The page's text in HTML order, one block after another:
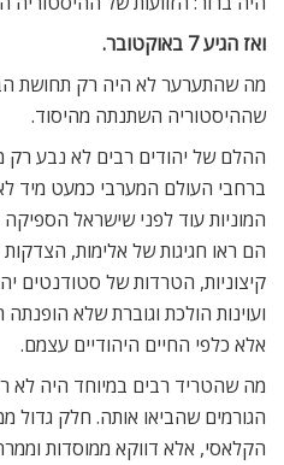
ואז הגיע 7 באוקטובר.
מה שהתערער לא היה רק תחושת
שההיסטוריה השתנתה מהיסוד.
ההלם של יהודים רבים לא נבע
ברחבי העולם המערבי כמעט מיד
המוניות עוד לפני שישראל
הם ראו חגיגות של אלימות,
קיצוניות, הטרדות של סטודנטים
ועוינות הולכת וגוברת שלא
אלא כלפי החיים היהודיים עצמם.
מה שהטריד רבים במיוחד היה לא
הגורמים שהביאו אותה. חלק גדול
הקלאסי, אלא דווקא ממוסדות